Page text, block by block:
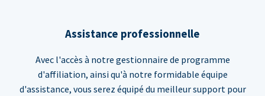
Assistance professionnelle
Avec l'accès à notre gestionnaire de programme
d'affiliation, ainsi qu'à notre formidable équipe
d'assistance, vous serez équipé du meilleur support pour